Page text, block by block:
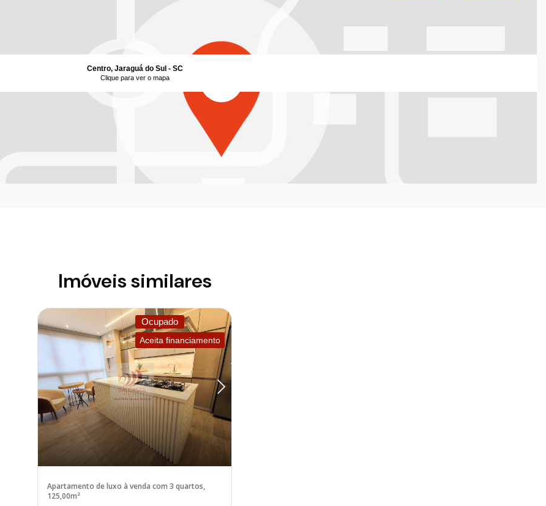
Centro, Jaraguá do Sul - SC
Clique para ver o mapa
Imóveis similares
Ocupado
Aceita financiamento
Apartamento de luxo à venda com 3 quartos,
125,00m²